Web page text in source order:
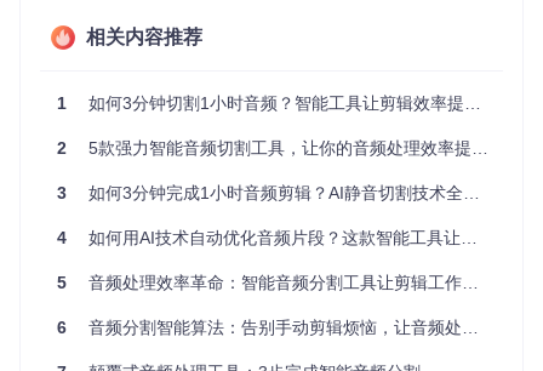
解析RMS算法在静音检测中的应用
RMS（均方根）算法是智能音频切割的核心技术。该算法通过
阈值时，系统判定为静音段。具体实现中，算法将音频信号分
既能保证检测精度，又不会过度消耗计算资源。通过调整阈值
频处理需求。
3步完成精准切割的操作指南
第一步：准备工作与环境搭建
相关内容推荐
1 如何3分钟切割1小时音频？智能工具让剪辑效率提升10倍
2 5款强力智能音频切割工具，让你的音频处理效率提升400%
3 如何3分钟完成1小时音频剪辑？AI静音切割技术全解析
4 如何用AI技术自动优化音频片段？这款智能工具让剪辑效率提升10倍
5 音频处理效率革命：智能音频分割工具让剪辑工作流提速400%
6 音频分割智能算法：告别手动剪辑烦恼，让音频处理效率提升400%